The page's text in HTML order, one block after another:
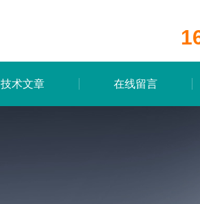
技术文章 在线留言